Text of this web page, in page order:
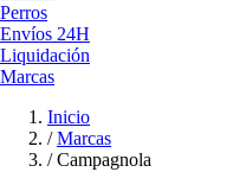
Perros
Envíos 24H
Liquidación
Marcas
Inicio
/ Marcas
/ Campagnola